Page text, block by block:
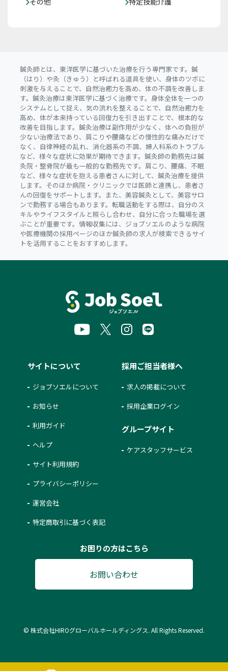
鍼灸師とは、東洋医学に基づいた治療を行う専門家です。鍼
（はり）や灸（きゅう）と呼ばれる道具を使い、身体のツボに
刺激を与えることで、自然治癒力を高め、体の不調を改善しま
す。鍼灸治療は東洋医学に基づく治療です。身体全体を一つの
システムとして捉え、気の流れを整えることで、自然治癒力を
高め、体が本来持っている回復力を引き出すことで、根本的な
改善を目指します。鍼灸治療は副作用が少なく、体への負担が
少ない治療法であり、肩こりや腰痛などの慢性的な痛みだけで
なく、自律神経の乱れ、消化器系の不調、婦人科系のトラブル
など、様々な症状に効果が期待できます。鍼灸師の勤務先は鍼
灸院・整骨院が最も一般的な勤務先です。肩こり、腰痛、不眠
など、様々な症状を抱える患者さんに対して、鍼灸治療を提供
します。そのほか病院・クリニックでは医師と連携し、患者さ
んの回復をサポートします。また、美容鍼灸として、美容サロ
ンで勤務する場合もあります。転職活動をする際は、自分のス
キルやライフスタイルと照らし合わせ、自分に合った職場を選
ぶことが重要です。情報収集には、ジョブソエルのような病院
や医療機関の採用ページのほか鍼灸師の求人が検索できるサイ
トを活用することをおすすめします。
サイトについて
ジョブソエルについて
お知らせ
利用ガイド
ヘルプ
サイト利用規約
プライバシーポリシー
運営会社
特定商取引に基づく表記
採用ご担当者様へ
求人の掲載について
採用企業ログイン
グループサイト
ケアスタッフサービス
お困りの方はこちら
お問い合わせ
© 株式会社HIROグローバルホールディングス. All Rights Reserved.